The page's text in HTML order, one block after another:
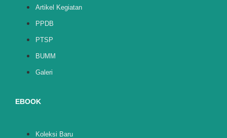
Artikel Kegiatan
PPDB
PTSP
BUMM
Galeri
EBOOK
Koleksi Baru